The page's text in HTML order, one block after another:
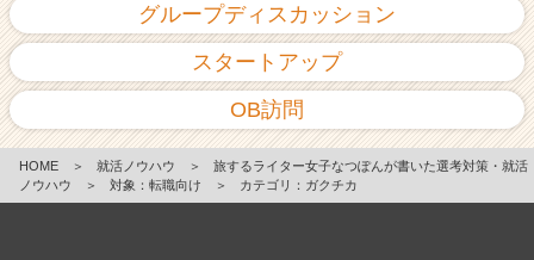
グループディスカッション
スタートアップ
OB訪問
HOME ＞ 就活ノウハウ ＞
旅するライター女子なつぽんが書いた選考対策・就活
ノウハウ
＞ 対象：転職向け ＞ カテゴリ：ガクチカ